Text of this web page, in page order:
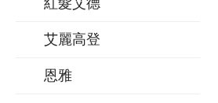
紅髮艾德
艾麗高登
恩雅